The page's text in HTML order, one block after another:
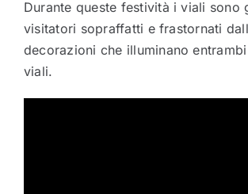
Durante queste festività i viali sono
visitatori sopraffatti e frastornati
decorazioni che illuminano
viali.